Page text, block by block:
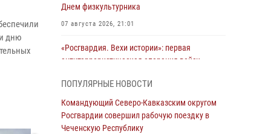
дню
Днем физкультурника
07 августа 2026, 21:01
«Росгвардия. Вехи истории»: первая
антитеррористическая операция войск
В Башкортостане при силовой поддержке
спецназа Росгвардии пресечена
ПОПУЛЯРНЫЕ НОВОСТИ
Командующий Северо-Кавказским округом
Росгвардии совершил рабочую поездку в
Чеченскую Республику